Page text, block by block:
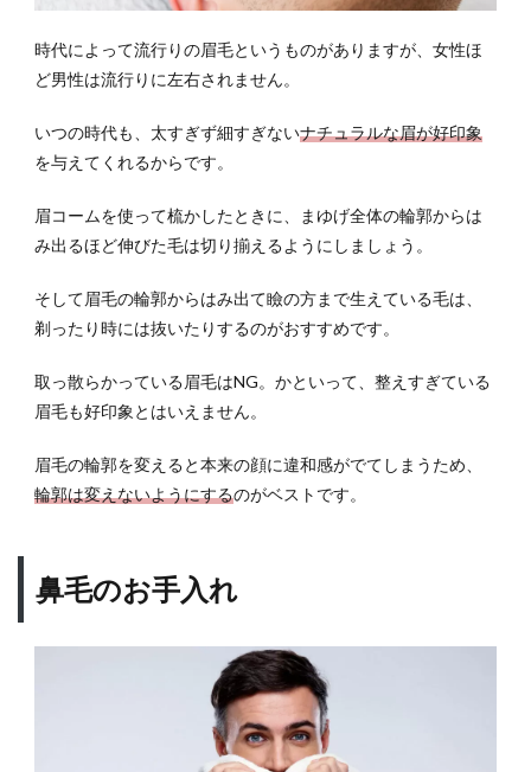
ばさ
み
8.3
スカ
ラ
メン
ズメ
の押
るべ
イン
トま
時代によって流行りの眉毛というものがありますが、女性ほ
ど男性は流行りに左右されません。
いつの時代も、太すぎず細すぎないナチュラルな眉が好印象
を与えてくれるからです。
眉コームを使って梳かしたときに、まゆげ全体の輪郭からは
み出るほど伸びた毛は切り揃えるようにしましょう。
そして眉毛の輪郭からはみ出て瞼の方まで生えている毛は、
剃ったり時には抜いたりするのがおすすめです。
取っ散らかっている眉毛はNG。かといって、整えすぎている
眉毛も好印象とはいえません。
眉毛の輪郭を変えると本来の顔に違和感がでてしまうため、
輪郭は変えないようにするのがベストです。
鼻毛のお手入れ